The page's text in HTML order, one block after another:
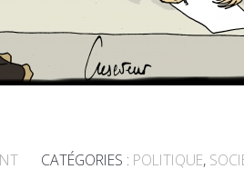
CATÉGORIES : POLITIQUE,